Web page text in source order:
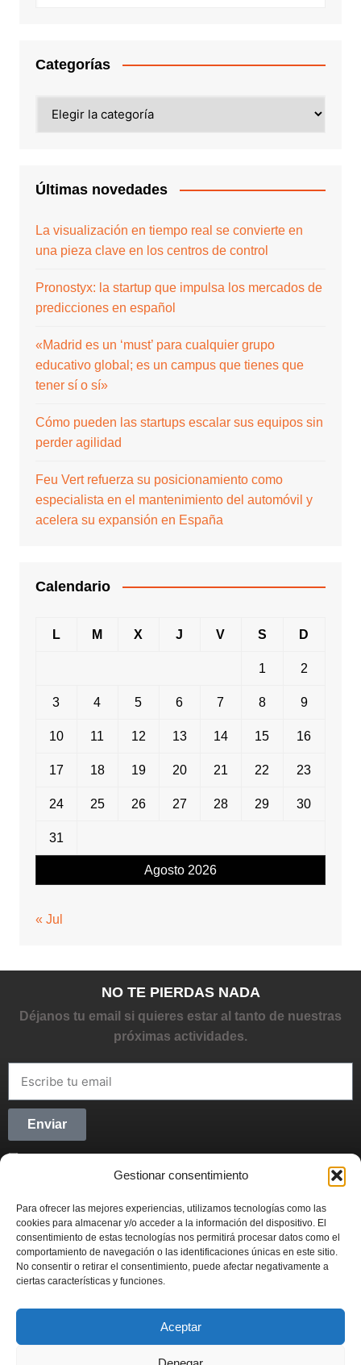
Gestionar consentimiento
Para ofrecer las mejores experiencias, utilizamos tecnologías como las
cookies para almacenar y/o acceder a la información del dispositivo. El
consentimiento de estas tecnologías nos permitirá procesar datos como el
comportamiento de navegación o las identificaciones únicas en este sitio.
No consentir o retirar el consentimiento, puede afectar negativamente a
ciertas características y funciones.
Aceptar
Categorías
Últimas novedades
La visualización en tiempo real se convierte en
una pieza clave en los centros de control
Pronostyx: la startup que impulsa los mercados de
predicciones en español
«Madrid es un ‘must’ para cualquier grupo
educativo global; es un campus que tienes que
tener sí o sí»
Cómo pueden las startups escalar sus equipos sin
perder agilidad
Feu Vert refuerza su posicionamiento como
especialista en el mantenimiento del automóvil y
acelera su expansión en España
Calendario
Agosto 2026
L M X J V S D
1 2
3 4 5 6 7 8 9
10 11 12 13 14 15 16
17 18 19 20 21 22 23
24 25 26 27 28 29 30
31
« Jul
NO TE PIERDAS NADA
Déjanos tu email si quieres estar al tanto de nuestras
próximas actividades.
Enviar
Síguenos en Redes Sociales y forma parte del
movimiento emprendedor.